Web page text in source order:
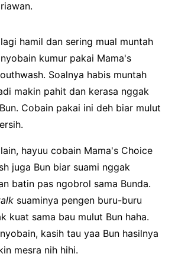
hamil dan sering mual muntah
kumur pakai Mama's
Soalnya habis muntah
makin pahit dan kerasa nggak
Cobain pakai ini deh biar mulut
hayuu cobain Mama's Choice
juga Bun biar suami nggak
batin pas ngobrol sama Bunda.
suaminya pengen buru-buru
kuat sama bau mulut Bun haha.
kasih tau yaa Bun hasilnya
mesra nih hihi.